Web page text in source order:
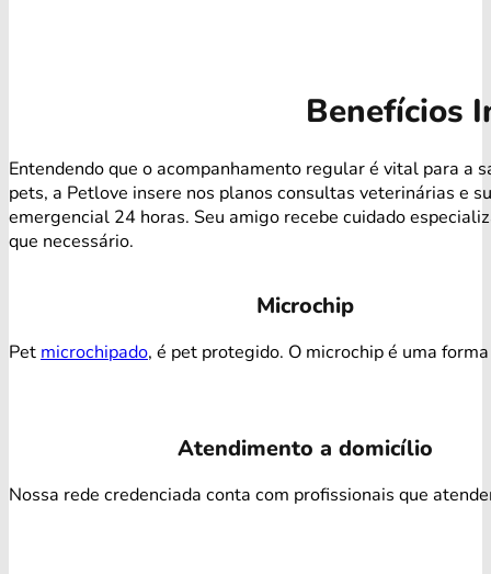
Benefícios
Entendendo que o acompanhamento regular é vital para a
pets, a Petlove insere nos planos consultas veterinárias e
emergencial 24 horas. Seu amigo recebe cuidado
que necessário.
Microchip
Pet microchipado, é pet protegido. O microchip é uma
Atendimento a domicílio
Nossa rede credenciada conta com profissionais que